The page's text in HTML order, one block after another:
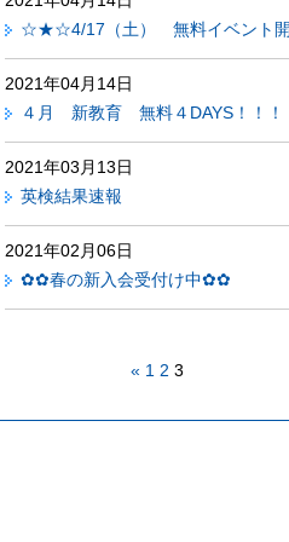
☆★☆4/17（土） 無料イベント
2021年04月14日
４月 新教育 無料４DAYS！！！
2021年03月13日
英検結果速報
2021年02月06日
✿✿春の新入会受付け中✿✿
« 1 2 3